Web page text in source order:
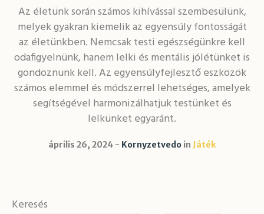
Az életünk során számos kihívással szembesülünk,
melyek gyakran kiemelik az egyensúly fontosságát
az életünkben. Nemcsak testi egészségünkre kell
odafigyelnünk, hanem lelki és mentális jólétünket is
gondoznunk kell. Az egyensúlyfejlesztő eszközök
számos elemmel és módszerrel lehetséges, amelyek
segítségével harmonizálhatjuk testünket és
lelkünket egyaránt.
április 26, 2024 Kornyzetvedo in Játék
Keresés